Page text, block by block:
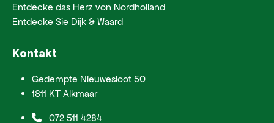
Entdecke das Herz von Nordholland
Entdecke Sie Dijk & Waard
Kontakt
Gedempte Nieuwesloot 50
1811 KT Alkmaar
072 511 4284